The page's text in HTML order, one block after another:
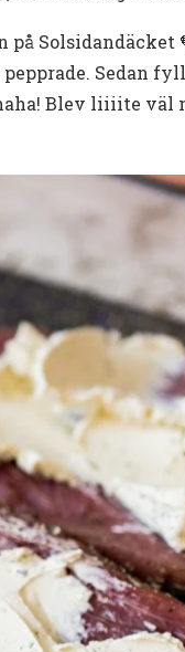
Solsidandäcket
Sedan
Blev liiiite väl